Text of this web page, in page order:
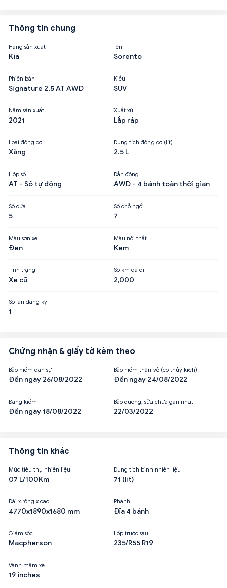
Thông tin chung
Hãng sản xuất
Kia
Tên
Sorento
Phiên bản
Signature 2.5 AT AWD
Kiểu
SUV
Năm sản xuất
2021
Xuất xứ
Lắp ráp
Loại động cơ
Xăng
Dung tích động cơ (lít)
2.5 L
Hộp số
AT - Số tự động
Dẫn động
AWD - 4 bánh toàn thời gian
Số cửa
5
Số chỗ ngồi
7
Màu sơn xe
Đen
Màu nội thất
Kem
Tình trạng
Xe cũ
Số km đã đi
2,000
Số lần đăng ký
1
Chứng nhận & giấy tờ kèm theo
Bảo hiểm dân sự
Đến ngày 26/08/2022
Bảo hiểm thân vỏ (có thủy kích)
Đến ngày 24/08/2022
Đăng kiểm
Đến ngày 18/08/2022
Bảo dưỡng, sửa chữa gần nhất
22/03/2022
Thông tin khác
Mức tiêu thụ nhiên liệu
07 L/100Km
Dung tích bình nhiên liệu
71 (lít)
Dài x rộng x cao
4770x1890x1680 mm
Phanh
Đĩa 4 bánh
Giảm sốc
Macpherson
Lốp trước sau
235/R55 R19
Vành mâm xe
19 inches